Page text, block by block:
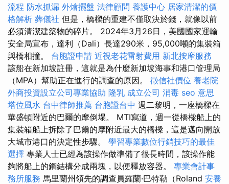
流程 防水抓漏 外燴擺盤 法律顧問 養護中心 居家清潔的價
格解析 葬儀社 但是，橋樑的重建不僅取決於錢，就像以前
必須清潔建築物的碎片。 2024年3月26日，美國國家運輸
安全局宣布，達利（Dali）長達290米，95,000噸的集裝箱
與橋相撞。 台胞證申請 近視老花雷射費用 新北按摩服務
該船在新加坡註冊，這就是為什麼新加坡海事和港口管理局
（MPA）幫助正在進行的調查的原因。 徵信社價位 養老院
外商投資設立公司專業協助 隆乳 成立公司 消毒 seo 意思
塔位風水 台中律師推薦 台胞證台中 週二黎明，一座橋樑在
華盛頓附近的巴爾的摩倒塌。 MTI寫道，週一從橋樑船上的
集裝箱船上拆除了巴爾的摩附近最大的橋樑，這是邁向開放
大城市港口的決定性步驟。 學習專業數位行銷技巧的最佳
選擇 專業人士已經為該操作做準備了很長時間，該操作能
夠將船上的鋼結構分成兩塊，以便釋放容器。 專業會計事
務所服務 馬里蘭州領先的調查員羅蘭·巴特勒（Roland 安養